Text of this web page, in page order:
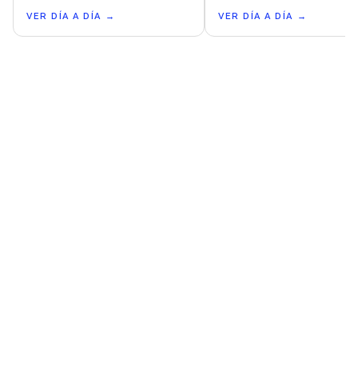
VER DÍA A DÍA → VER DÍA A DÍA →